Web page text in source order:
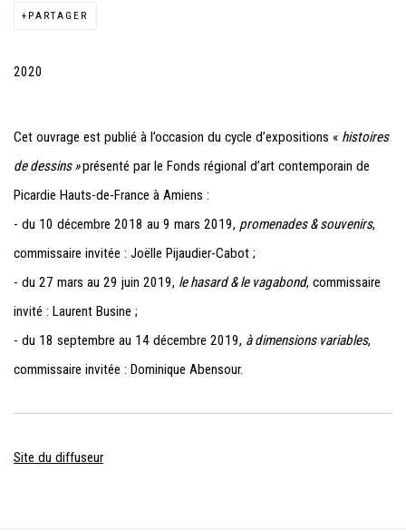
PARTAGER
2020
Cet ouvrage est publié à l’occasion du cycle d’expositions « histoires
de dessins»présenté par le Fonds régional d’art contemporain de
Picardie Hauts-de-France à Amiens :
- du 10 décembre 2018 au 9 mars 2019, promenades & souvenirs,
commissaire invitée : Joëlle Pijaudier-Cabot ;
- du 27 mars au 29 juin 2019, le hasard & le vagabond, commissaire
invité : Laurent Busine ;
- du 18 septembre au 14 décembre 2019, à dimensions variables,
commissaire invitée : Dominique Abensour.
Site du diffuseur